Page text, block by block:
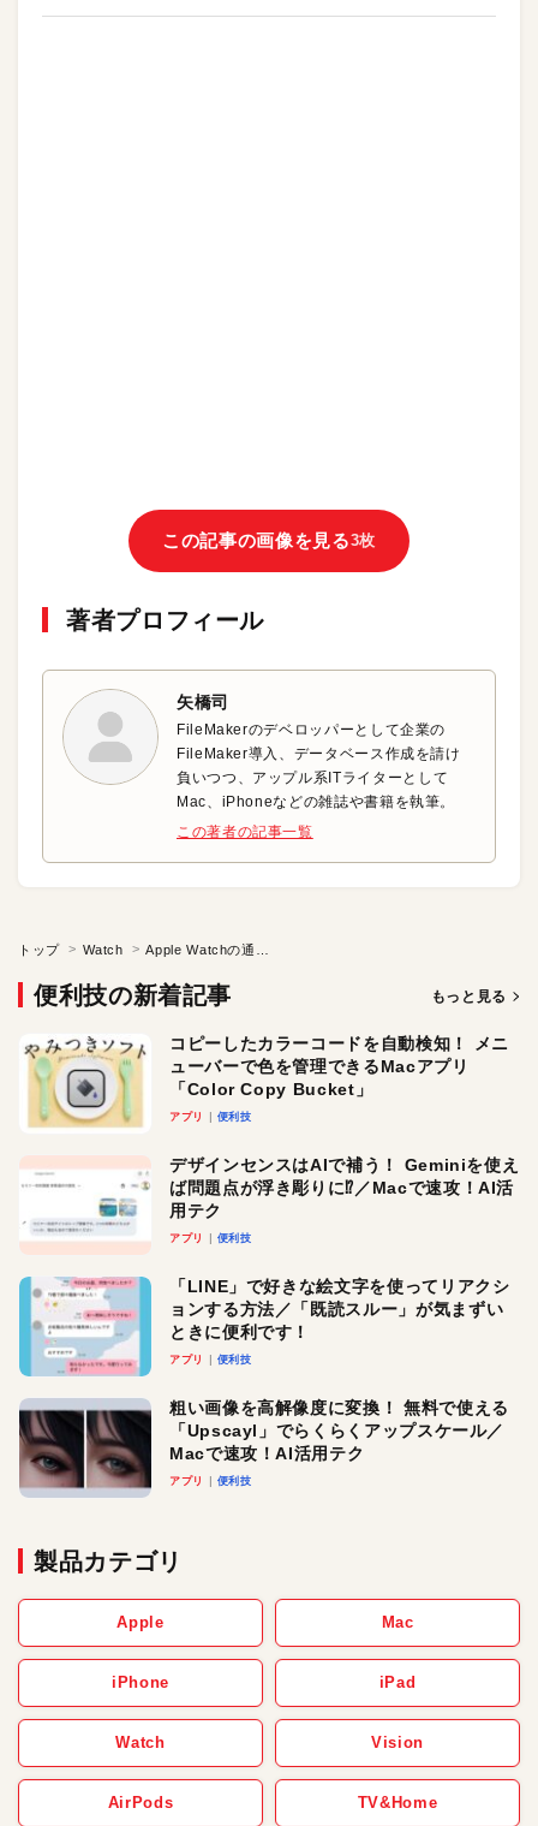
この記事の画像を見る3枚
著者プロフィール
矢橋司
FileMakerのデベロッパーとして企業の
FileMaker導入、データベース作成を請け
負いつつ、アップル系ITライターとして
Mac、iPhoneなどの雑誌や書籍を執筆。
この著者の記事一覧
トップ Watch
便利技の新着記事 もっと見る
コピーしたカラーコードを自動検知！ メニ
ューバーで色を管理できるMacアプリ
「Color Copy Bucket」
アプリ 便利技
デザインセンスはAIで補う！ Geminiを使え
ば問題点が浮き彫りに⁉︎／Macで速攻！AI活
用テク
アプリ 便利技
「LINE」で好きな絵文字を使ってリアクシ
ョンする方法／「既読スルー」が気まずい
ときに便利です！
アプリ 便利技
粗い画像を高解像度に変換！ 無料で使える
「Upscayl」でらくらくアップスケール／
Macで速攻！AI活用テク
アプリ 便利技
製品カテゴリ
Apple Mac
iPhone iPad
Watch Vision
AirPods TV&Home